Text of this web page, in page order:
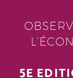
5E